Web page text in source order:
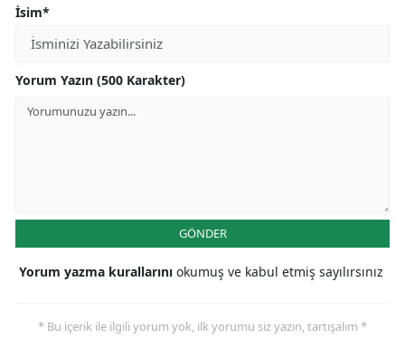
İsim*
Yorum Yazın (500 Karakter)
GÖNDER
Yorum yazma kurallarını okumuş ve kabul etmiş sayılırsınız
* Bu içerik ile ilgili yorum yok, ilk yorumu siz yazın, tartışalım *